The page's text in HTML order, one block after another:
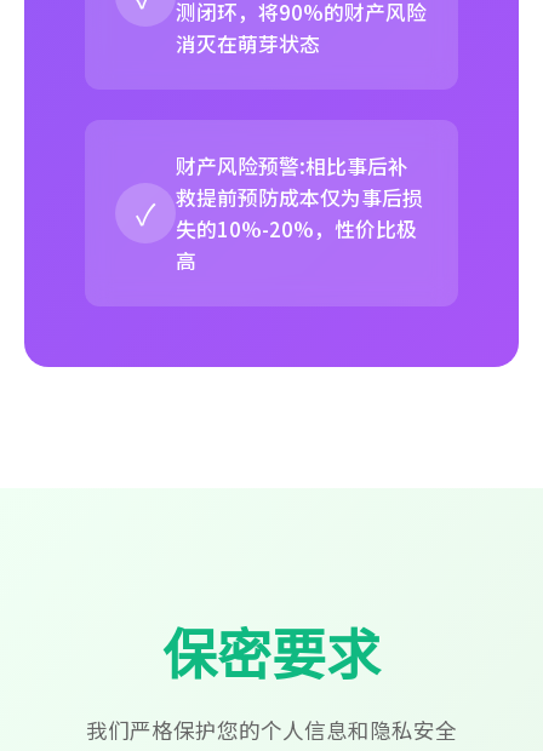
测闭环，将90%的财产风险
消灭在萌芽状态
✓
财产风险预警:相比事后补
救提前预防成本仅为事后损
失的10%-20%，性价比极
高
保密要求
我们严格保护您的个人信息和隐私安全